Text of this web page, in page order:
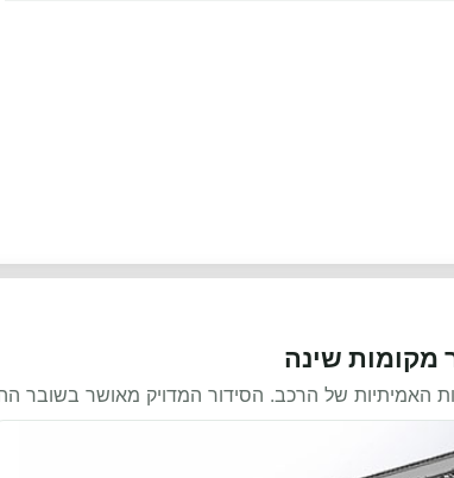
מקומות שינה
האמיתיות של הרכב. הסידור המדויק מאושר בשובר